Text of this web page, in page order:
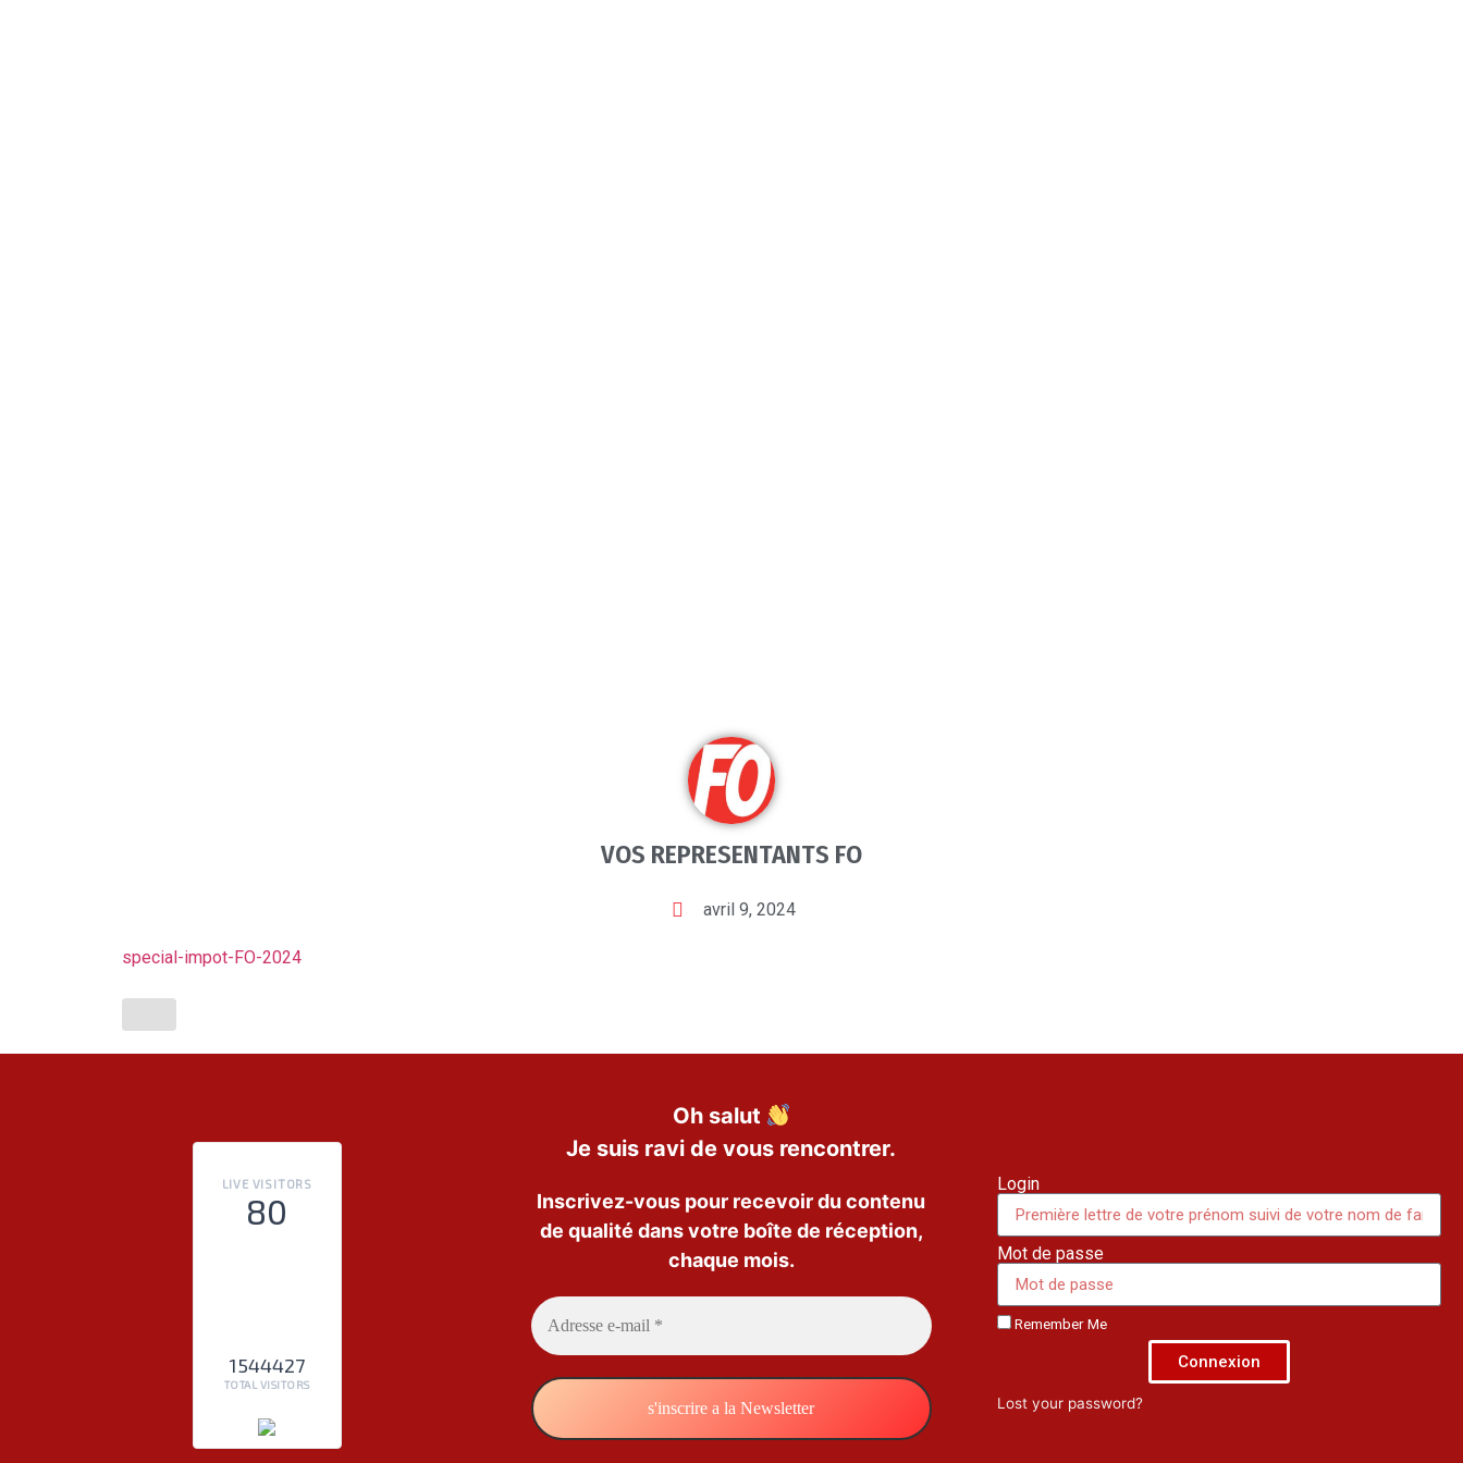
VOS REPRESENTANTS FO
avril 9, 2024
special-impot-FO-2024
LIVE VISITORS
80
1544427
TOTAL VISITORS
Oh salut
Je suis ravi de vous rencontrer.
Inscrivez-vous pour recevoir du contenu
de qualité dans votre boîte de réception,
chaque mois.
Login
Mot de passe
Remember Me
Connexion
Lost your password?